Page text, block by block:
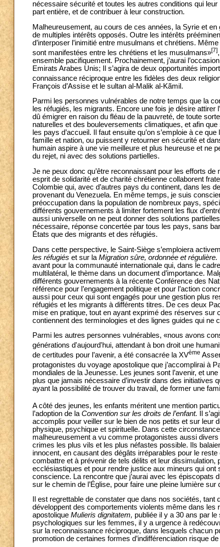
nécessaire sécurité et toutes les autres conditions qui
part entière, et de contribuer à leur construction.
Malheureusement, au cours de ces années, la Syrie et
de multiples intérêts opposés. Outre les intérêts
d’interposer l’inimitié entre musulmans et chrétiens.
sont manifestées entre les chrétiens et les musulmans»[7]
ensemble pacifiquement. Prochainement, j’aurai
Emirats Arabes Unis; Il s’agira de deux opportunités
connaissance réciproque entre les fidèles des deux
François d’Assise et le sultan al-Malik al-Kãmil.
Parmi les personnes vulnérables de notre temps que la
les réfugiés, les migrants. Encore une fois je désire attirer
dû émigrer en raison du fléau de la pauvreté, de toute
naturelles et des bouleversements climatiques, et afin
les pays d’accueil. Il faut ensuite qu’on s’emploie à ce
famille et nation, ou puissent y retourner en sécurité et
humain aspire à une vie meilleure et plus heureuse et ne
du rejet, ni avec des solutions partielles.
Je ne peux donc qu’être reconnaissant pour les efforts
esprit de solidarité et de charité chrétienne collaborent
Colombie qui, avec d’autres pays du continent, dans les
provenant du Venezuela. En même temps, je suis
préoccupation dans la population de nombreux pays,
différents gouvernements à limiter fortement les flux
aussi universelle on ne peut donner des solutions
nécessaire, réponse concertée par tous les pays, sans
États que des migrants et des réfugiés.
Dans cette perspective, le Saint-Siège s’emploiera
les réfugiés et sur la Migration sûre, ordonnée et régulière.
avant pour la communauté internationale qui, dans le
multilatéral, le thème dans un document d’importance.
différents gouvernements à la récente Conférence des
référence pour l’engagement politique et pour l’action
aussi pour ceux qui sont engagés pour une gestion plus
réfugiés et les migrants à différents titres. De ces deux
mise en pratique, tout en ayant exprimé des réserves
contiennent des terminologies et des lignes guides qui
Parmi les autres personnes vulnérables, «nous avons
générations d'aujourd'hui, attendant à bon droit une
de certitudes pour l’avenir, a été consacrée la XVème
protagonistes du voyage apostolique que j’accomplirai à
mondiales de la Jeunesse. Les jeunes sont l’avenir, et
plus que jamais nécessaire d’investir dans des initiatives
ayant la possibilité de trouver du travail, de former une
A côté des jeunes, les enfants méritent une mention
l’adoption de la Convention sur les droits de l’enfant.
Il
accomplis pour veiller sur le bien de nos petits et sur leur
physique, psychique et spirituelle. Dans cette
malheureusement a vu comme protagonistes aussi
crimes les plus vils et les plus néfastes possible. Ils
innocent, en causant des dégâts irréparables pour le reste
combattre et à prévenir de tels délits et leur
ecclésiastiques et pour rendre justice aux mineurs qui
conscience. La rencontre que j’aurai avec les épiscopats
sur le chemin de l’Église, pour faire une pleine lumière
Il est regrettable de constater que dans nos sociétés,
développent des comportements violents même dans les
apostolique Mulieris dignitatem, publiée il y a 30 ans par
psychologiques sur les femmes, il y a urgence à
sur la reconnaissance réciproque, dans lesquels chacun
promotion de certaines formes d’indifférenciation risque